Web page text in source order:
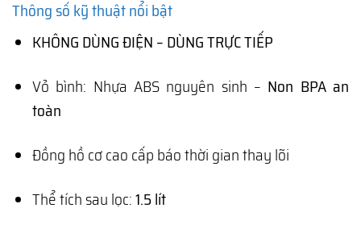
Thông số kỹ thuật nổi bật
KHÔNG DÙNG ĐIỆN – DÙNG TRỰC TIẾP
Vỏ bình: Nhựa ABS nguyên sinh – Non BPA an
toàn
Đồng hồ cơ cao cấp báo thời gian thay lõi
Thể tích sau lọc:1.5 lít